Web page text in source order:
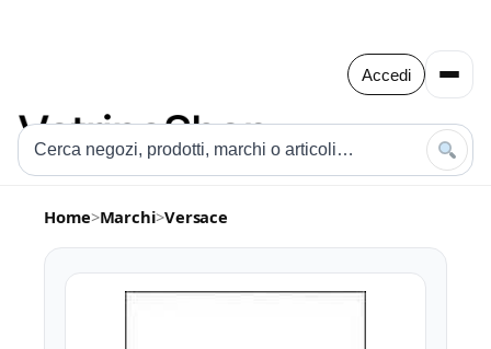
Accedi
Home>Marchi>Versace